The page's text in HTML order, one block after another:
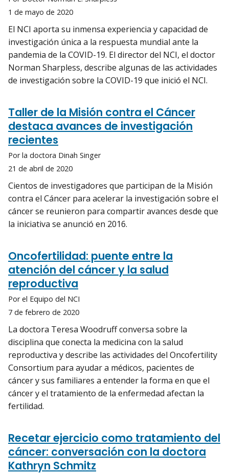
1 de mayo de 2020
El NCI aporta su inmensa experiencia y capacidad de
investigación única a la respuesta mundial ante la
pandemia de la COVID-19. El director del NCI, el doctor
Norman Sharpless, describe algunas de las actividades
de investigación sobre la COVID-19 que inició el NCI.
Taller de la Misión contra el Cáncer
destaca avances de investigación
recientes
Por la doctora Dinah Singer
21 de abril de 2020
Cientos de investigadores que participan de la Misión
contra el Cáncer para acelerar la investigación sobre el
cáncer se reunieron para compartir avances desde que
la iniciativa se anunció en 2016.
Oncofertilidad: puente entre la
atención del cáncer y la salud
reproductiva
Por el Equipo del NCI
7 de febrero de 2020
La doctora Teresa Woodruff conversa sobre la
disciplina que conecta la medicina con la salud
reproductiva y describe las actividades del Oncofertility
Consortium para ayudar a médicos, pacientes de
cáncer y sus familiares a entender la forma en que el
cáncer y el tratamiento de la enfermedad afectan la
fertilidad.
Recetar ejercicio como tratamiento del
cáncer: conversación con la doctora
Kathryn Schmitz